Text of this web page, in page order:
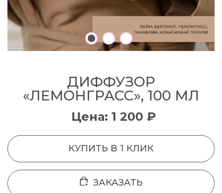
ДИФФУЗОР
«ЛЕМОНГРАСС», 100 МЛ
Цена: 1 200 ₽
КУПИТЬ В 1 КЛИК
ЗАКАЗАТЬ